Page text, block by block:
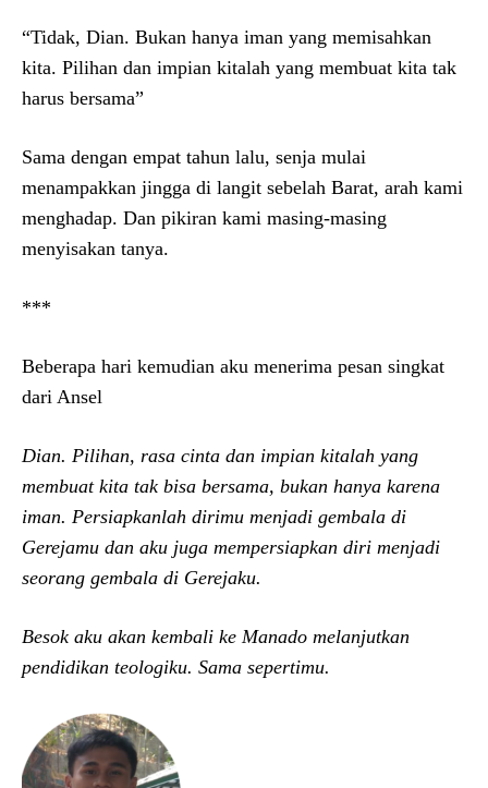
“Tidak, Dian. Bukan hanya iman yang memisahkan
kita. Pilihan dan impian kitalah yang membuat kita tak
harus bersama”
Sama dengan empat tahun lalu, senja mulai
menampakkan jingga di langit sebelah Barat, arah kami
menghadap. Dan pikiran kami masing-masing
menyisakan tanya.
***
Beberapa hari kemudian aku menerima pesan singkat
dari Ansel
Dian. Pilihan, rasa cinta dan impian kitalah yang
membuat kita tak bisa bersama, bukan hanya karena
iman. Persiapkanlah dirimu menjadi gembala di
Gerejamu dan aku juga mempersiapkan diri menjadi
seorang gembala di Gerejaku.
Besok aku akan kembali ke Manado melanjutkan
pendidikan teologiku. Sama sepertimu.